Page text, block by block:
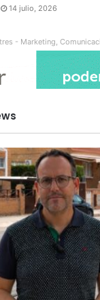
14 julio, 2026
- Marketing,